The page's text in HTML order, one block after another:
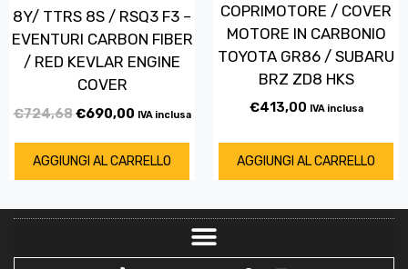
8Y/ TTRS 8S / RSQ3 F3 –
EVENTURI CARBON FIBER
/ RED KEVLAR ENGINE
COVER
€724,68€690,00 IVA inclusa
AGGIUNGI AL CARRELLO
COPRIMOTORE / COVER
MOTORE IN CARBONIO
TOYOTA GR86 / SUBARU
BRZ ZD8 HKS
€413,00 IVA inclusa
AGGIUNGI AL CARRELLO